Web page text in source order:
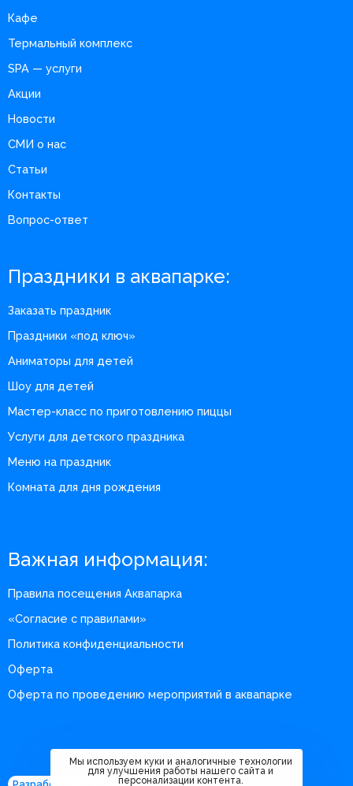
Кафе
Термальный комплекс
SPA — услуги
Акции
Новости
СМИ о нас
Статьи
Контакты
Вопрос-ответ
Праздники в аквапарке:
Заказать праздник
Праздники «под ключ»
Аниматоры для детей
Шоу для детей
Мастер-класс по приготовлению пиццы
Услуги для детского праздника
Меню на праздник
Комната для дня рождения
Важная информация:
Правила посещения Аквапарка
«Согласие с правилами»
Политика конфиденциальности
Оферта
Оферта по проведению мероприятий в аквапарке
Мы используем куки и аналогичные технологии
для улучшения работы нашего сайта и
персонализации контента.